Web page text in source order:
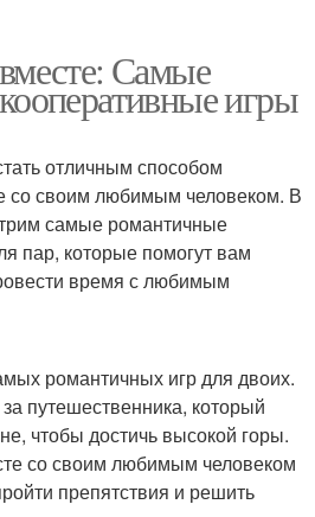
Самые
игры
отличным способом
со своим любимым человеком. В
самые романтичные
пар, которые помогут вам
время с любимым
романтичных игр для двоих.
путешественника, который
чтобы достичь высокой горы.
со своим любимым человеком
препятствия и решить